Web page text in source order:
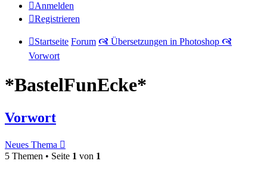
Anmelden
Registrieren
Startseite Forum 🙧 Übersetzungen in Photoshop 🙧
Vorwort
*BastelFunEcke*
Vorwort
Neues Thema
5 Themen • Seite 1 von 1